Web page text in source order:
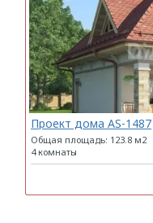
Проект дома AS-1487
Общая площадь: 123.8 м2
4 комнаты